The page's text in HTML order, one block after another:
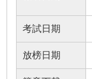
考試日期
放榜日期